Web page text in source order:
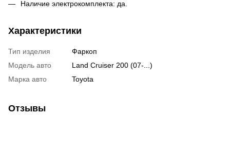
Наличие электрокомплекта: да.
Характеристики
Тип изделия
Фаркоп
Модель авто
Land Cruiser 200 (07-...)
Марка авто
Toyota
Отзывы